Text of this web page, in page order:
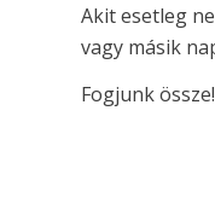
Akit esetleg
vagy másik
Fogjunk